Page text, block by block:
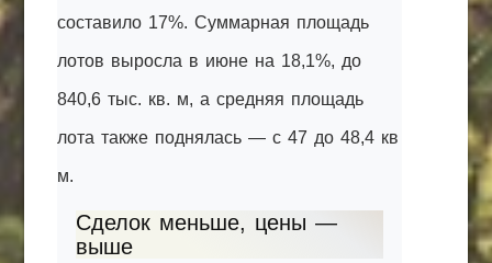
составило 17%. Суммарная площадь
лотов выросла в июне на 18,1%, до
840,6 тыс. кв. м, а средняя площадь
лота также поднялась — с 47 до 48,4 кв
м.
Сделок меньше, цены —
выше